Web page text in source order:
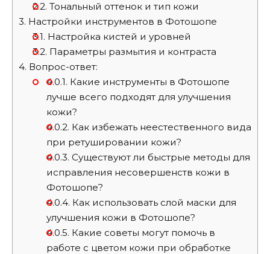
2.2. Тональный оттенок и тип кожи
3. Настройки инструментов в Фотошопе
3.1. Настройка кистей и уровней
3.2. Параметры размытия и контраста
4. Вопрос-ответ:
4.0.1. Какие инструменты в Фотошопе
лучше всего подходят для улучшения
кожи?
4.0.2. Как избежать неестественного вида
при ретушировании кожи?
4.0.3. Существуют ли быстрые методы для
исправления несовершенств кожи в
Фотошопе?
4.0.4. Как использовать слой маски для
улучшения кожи в Фотошопе?
4.0.5. Какие советы могут помочь в
работе с цветом кожи при обработке